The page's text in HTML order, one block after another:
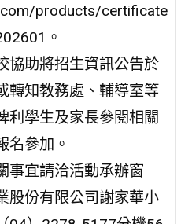
products/certificate
。
協助將招生資訊公告於
轉知教務處、輔導室等
利學生及家長參閱相關
名參加。
事宜請洽活動承辦窗
股份有限公司謝家華小